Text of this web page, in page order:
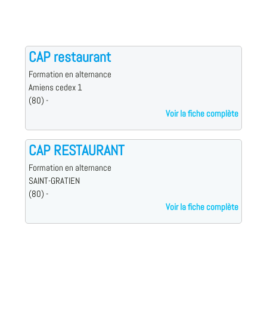
CAP restaurant
Formation en alternance
Amiens cedex 1
(80) -
Voir la fiche complète
CAP RESTAURANT
Formation en alternance
SAINT-GRATIEN
(80) -
Voir la fiche complète